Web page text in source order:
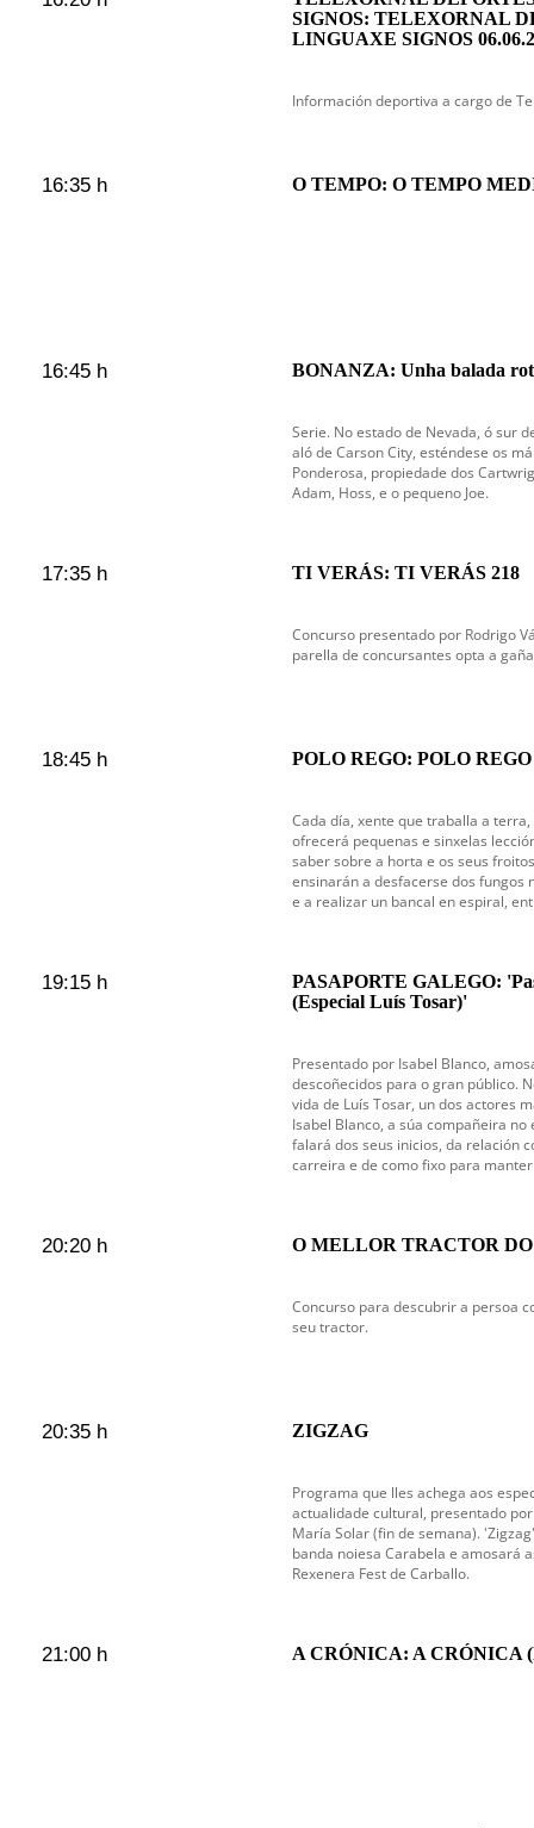
SIGNOS: TELEXORNAL
LINGUAXE SIGNOS
Información deportiva a cargo de
16:35 h O TEMPO: O TEMPO
16:45 h BONANZA: Unha balada
Serie. No estado de Nevada, ó sur
aló de Carson City, esténdese os
Ponderosa, propiedade dos
Adam, Hoss, e o pequeno Joe.
17:35 h TI VERÁS: TI VERÁS 218
Concurso presentado por Rodrigo
parella de concursantes opta a
18:45 h POLO REGO: POLO REGO
Cada día, xente que traballa a
ofrecerá pequenas e sinxelas
saber sobre a horta e os seus
ensinarán a desfacerse dos fungos
e a realizar un bancal en espiral,
19:15 h
PASAPORTE GALEGO:
(Especial Luís Tosar)'
Presentado por Isabel Blanco,
descoñecidos para o gran público.
vida de Luís Tosar, un dos actores
Isabel Blanco, a súa compañeira no
falará dos seus inicios, da relación
carreira e de como fixo para
20:20 h O MELLOR TRACTOR
Concurso para descubrir a persoa
seu tractor.
20:35 h ZIGZAG
Programa que lles achega aos
actualidade cultural, presentado
María Solar (fin de semana).
banda noiesa Carabela e amosará
Rexenera Fest de Carballo.
21:00 h A CRÓNICA: A CRÓNICA